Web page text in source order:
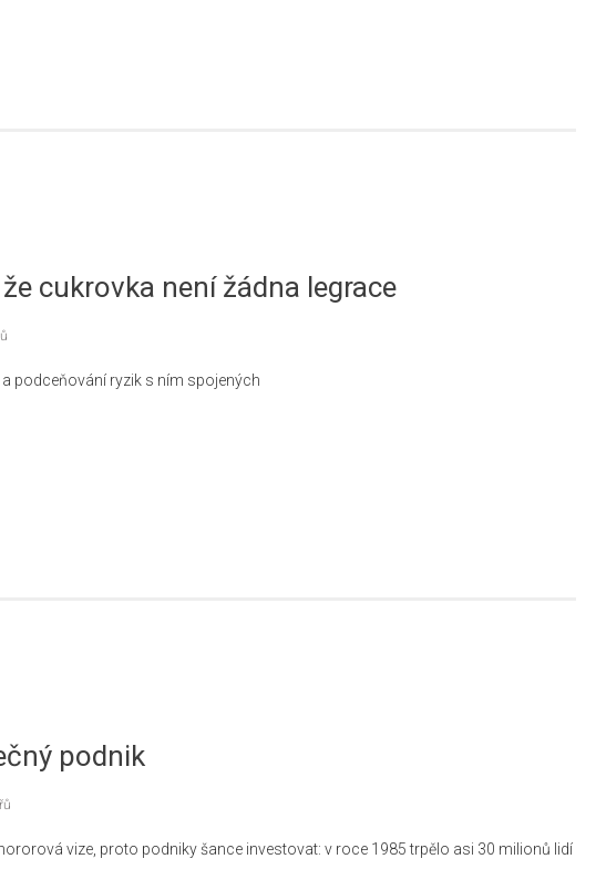
cukrovka není žádna legrace
podceňování ryzik s ním spojených
podnik
vize, proto podniky šance investovat: v roce 1985 trpělo asi 30 milionů lidí